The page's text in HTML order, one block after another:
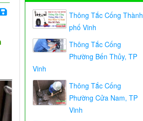
Thông Tắc Cống Thành
phố Vinh
Thông Tắc Cống
Phường Bến Thủy, TP
Vinh
Thông Tắc Cống
Phường Cửa Nam, TP
Vinh